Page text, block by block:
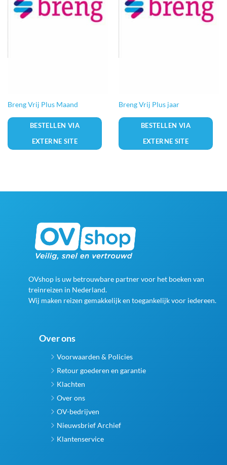
Deze
optie
Deze
optie
Breng Vrij Plus Maand
BESTELLEN VIA
EXTERNE SITE
Breng Vrij Plus jaar
BESTELLEN VIA
EXTERNE SITE
OVshop is uw betrouwbare partner voor het boeken van
treinreizen in Nederland.
Wij maken reizen gemakkelijk en toegankelijk voor iedereen.
Over ons
Voorwaarden & Policies
Retour goederen en garantie
Klachten
Over ons
OV-bedrijven
Nieuwsbrief Archief
Klantenservice